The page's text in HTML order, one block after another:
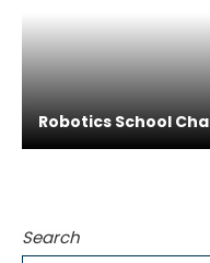
Robotics School
Search